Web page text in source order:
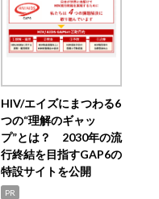
HIV/エイズにまつわる6
つの“理解のギャッ
プ”とは？ 2030年の流
行終結を目指すGAP6の
特設サイトを公開
PR